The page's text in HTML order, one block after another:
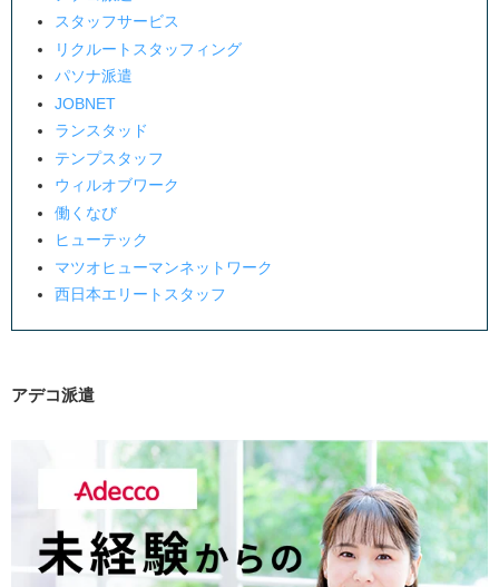
ウィルオブ
働くナビ！
ヒューテック
マツオヒューマンネットワーク
西日本エリートスタッフ
佐賀県でおすすめの派遣会社の選び方
自分の希望条件を明確にする
派遣会社の得意分野をチェックする
担当者との相性を確認する
複数の派遣会社に登録する
派遣で働くときの注意点
派遣契約の内容をよく確認する
派遣先企業でのルールを守る
トラブルがあったら相談窓口を活用する
スタッフサービス
リクルートスタッフィング
パソナ派遣
JOBNET
ランスタッド
テンプスタッフ
ウィルオブワーク
働くなび
ヒューテック
マツオヒューマンネットワーク
西日本エリートスタッフ
アデコ派遣